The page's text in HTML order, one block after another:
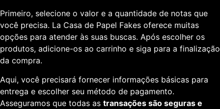
Primeiro, selecione o valor e a quantidade de notas que
você precisa. La Casa de Papel Fakes oferece muitas
opções para atender às suas buscas. Após escolher os
produtos, adicione-os ao carrinho e siga para a finalização
da compra.
Aqui, você precisará fornecer informações básicas para
entrega e escolher seu método de pagamento.
Asseguramos que todas as transações são seguras e